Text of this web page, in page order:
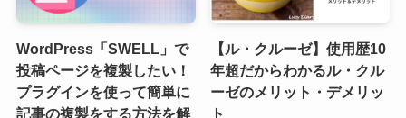
WordPress「SWELL」で
投稿ページを複製したい！
プラグインを使って簡単に
記事の複製をする方法を解
【ル・クルーゼ】使用歴10
年超だからわかるル・クル
ーゼのメリット・デメリッ
ト